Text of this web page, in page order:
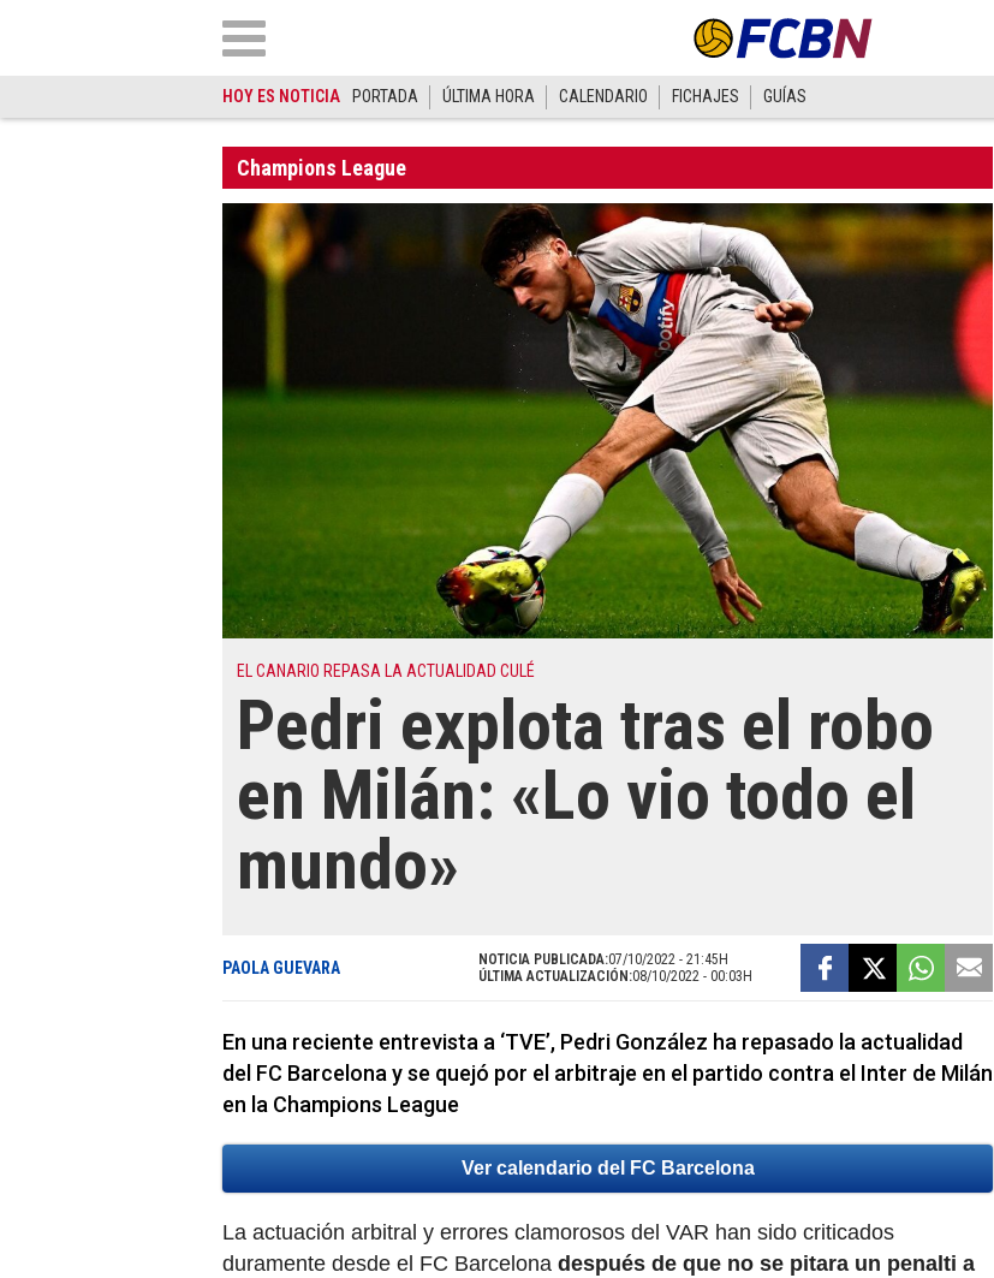
HOY ES NOTICIA PORTADA ÚLTIMA HORA CALENDARIO FICHAJES GUÍAS
Champions League
EL CANARIO REPASA LA ACTUALIDAD CULÉ
Pedri explota tras el robo
en Milán: «Lo vio todo el
mundo»
PAOLA GUEVARA NOTICIA PUBLICADA:07/10/2022 - 21:45H
ÚLTIMA ACTUALIZACIÓN:08/10/2022 - 00:03H
En una reciente entrevista a ‘TVE’, Pedri González ha repasado la actualidad
del FC Barcelona y se quejó por el arbitraje en el partido contra el Inter de Milán
en la Champions League
Ver calendario del FC Barcelona
La actuación arbitral y errores clamorosos del VAR han sido criticados
duramente desde el FC Barcelona después de que no se pitara un penalti a